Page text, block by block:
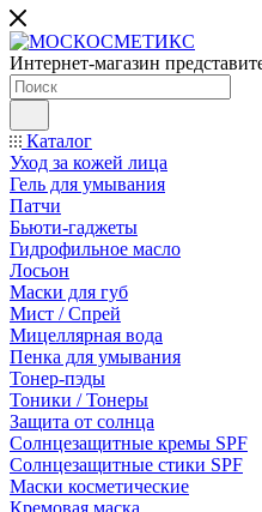
Интернет-магазин
Каталог
Уход за кожей лица
Гель для умывания
Патчи
Бьюти-гаджеты
Гидрофильное масло
Лосьон
Маски для губ
Мист / Спрей
Мицеллярная вода
Пенка для умывания
Тонер-пэды
Тоники / Тонеры
Защита от солнца
Солнцезащитные кремы SPF
Солнцезащитные стики SPF
Маски косметические
Кремовая маска